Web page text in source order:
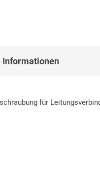
für